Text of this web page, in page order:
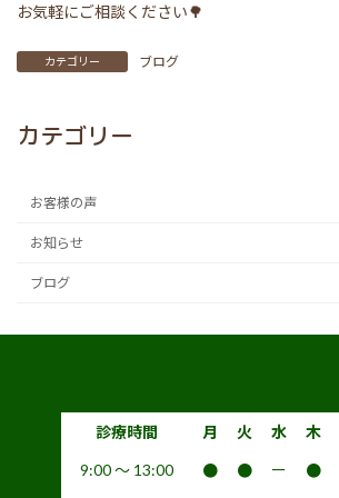
お気軽にご相談ください🌳
カテゴリー ブログ
カテゴリー
お客様の声
お知らせ
ブログ
診療時間 月 火 水 木
9:00 〜 13:00
● ● ー ●